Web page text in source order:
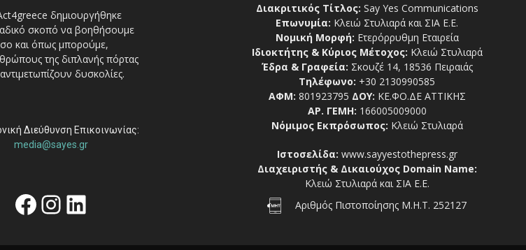
δημιουργήθηκε
σκοπό να βοηθήσουμε
και όπως μπορούμε,
της διπλανής πόρτας
δυσκολίες.
Διεύθυνση Επικοινωνίας:
media@sayes.gr
Facebook
Instagram
Linkedin
Διακριτικός Τίτλος: Say Yes Communications
Επωνυμία: Κλειώ Στυλιαρά και ΣΙΑ Ε.Ε.
Νομική Μορφή: Ετερόρρυθμη Εταιρεία
Ιδιοκτήτης & Κύριος Μέτοχος: Κλειώ Στυλιαρά
Έδρα & Γραφεία: Σκουζέ 14, 18536 Πειραιάς
Τηλέφωνο: +30 2130990585
ΑΦΜ: 801923795 ΔΟΥ: ΚΕ.ΦΟ.ΔΕ ΑΤΤΙΚΗΣ
ΑΡ. ΓΕΜΗ: 166005009000
Νόμιμος Εκπρόσωπος: Κλειώ Στυλιαρά
Ιστοσελίδα: www.sayyestothepress.gr
Διαχειριστής & Δικαιούχος Domain Name:
Κλειώ Στυλιαρά και ΣΙΑ Ε.Ε.
Αριθμός Πιστοποίησης Μ.Η.Τ. 252127